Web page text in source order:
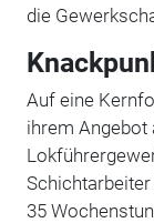
die
Auf eine
ihrem Angebot
35